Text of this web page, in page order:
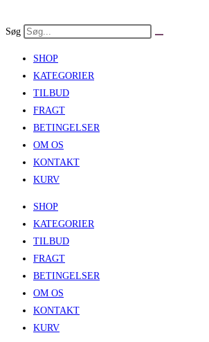
to
Søg
SHOP
KATEGORIER
TILBUD
FRAGT
BETINGELSER
OM OS
KONTAKT
KURV
SHOP
KATEGORIER
TILBUD
FRAGT
BETINGELSER
OM OS
KONTAKT
KURV